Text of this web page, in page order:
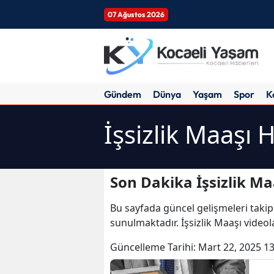
07 Ağustos 2026
Gündem Dünya Yaşam Spor
İşsizlik Maaşı
Son Dakika İşsizlik
Bu sayfada güncel gelişmeleri
sunulmaktadır. İşsizlik Maaşı
Güncelleme Tarihi: Mart 22, 2025